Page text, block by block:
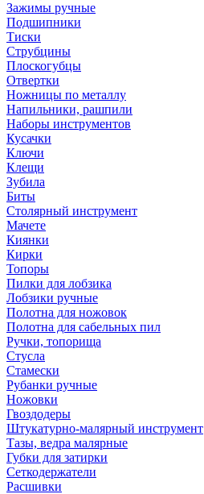
Зажимы ручные
Подшипники
Тиски
Струбцины
Плоскогубцы
Отвертки
Ножницы по металлу
Напильники, рашпили
Наборы инструментов
Кусачки
Ключи
Клещи
Зубила
Биты
Столярный инструмент
Мачете
Киянки
Кирки
Топоры
Пилки для лобзика
Лобзики ручные
Полотна для ножовок
Полотна для сабельных пил
Ручки, топорища
Стусла
Стамески
Рубанки ручные
Ножовки
Гвоздодеры
Штукатурно-малярный инструмент
Тазы, ведра малярные
Губки для затирки
Сеткодержатели
Расшивки